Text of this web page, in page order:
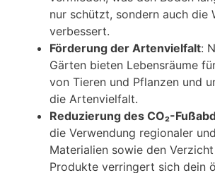
nur schützt, sondern auch die
verbessert.
Förderung der Artenvielfalt:
Gärten bieten Lebensräume
von Tieren und Pflanzen und
die Artenvielfalt.
Reduzierung des CO₂-
die Verwendung regionaler
Materialien sowie den
Produkte verringert sich dein